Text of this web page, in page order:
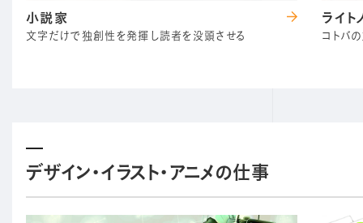
小説家
文字だけで独創性を発揮し読者を没頭させる
ライ
コトバ
デザイン・イラスト・アニメの仕事